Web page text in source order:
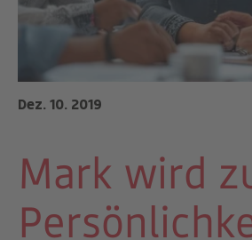
Dez. 10. 2019
Mark wird